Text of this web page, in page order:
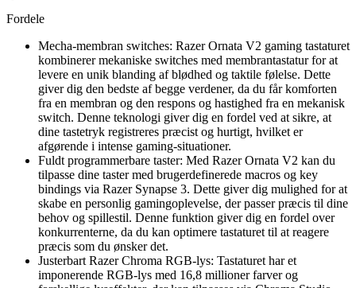
Fordele
Mecha-membran switches: Razer Ornata V2 gaming tastaturet
kombinerer mekaniske switches med membrantastatur for at
levere en unik blanding af blødhed og taktile følelse. Dette
giver dig den bedste af begge verdener, da du får komforten
fra en membran og den respons og hastighed fra en mekanisk
switch. Denne teknologi giver dig en fordel ved at sikre, at
dine tastetryk registreres præcist og hurtigt, hvilket er
afgørende i intense gaming-situationer.
Fuldt programmerbare taster: Med Razer Ornata V2 kan du
tilpasse dine taster med brugerdefinerede macros og key
bindings via Razer Synapse 3. Dette giver dig mulighed for at
skabe en personlig gamingoplevelse, der passer præcis til dine
behov og spillestil. Denne funktion giver dig en fordel over
konkurrenterne, da du kan optimere tastaturet til at reagere
præcis som du ønsker det.
Justerbart Razer Chroma RGB-lys: Tastaturet har et
imponerende RGB-lys med 16,8 millioner farver og